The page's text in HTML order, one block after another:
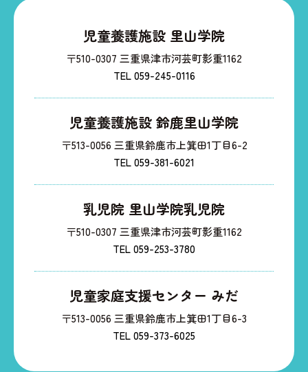
児童養護施設 里山学院
〒510-0307 三重県津市河芸町影重1162
TEL 059-245-0116
児童養護施設 鈴鹿里山学院
〒513-0056 三重県鈴鹿市上箕田1丁目6-2
TEL 059-381-6021
乳児院 里山学院乳児院
〒510-0307 三重県津市河芸町影重1162
TEL 059-253-3780
児童家庭支援センター みだ
〒513-0056 三重県鈴鹿市上箕田1丁目6-3
TEL 059-373-6025